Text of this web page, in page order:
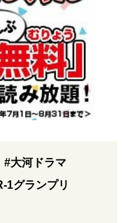
#大河ドラマ
1グランプリ